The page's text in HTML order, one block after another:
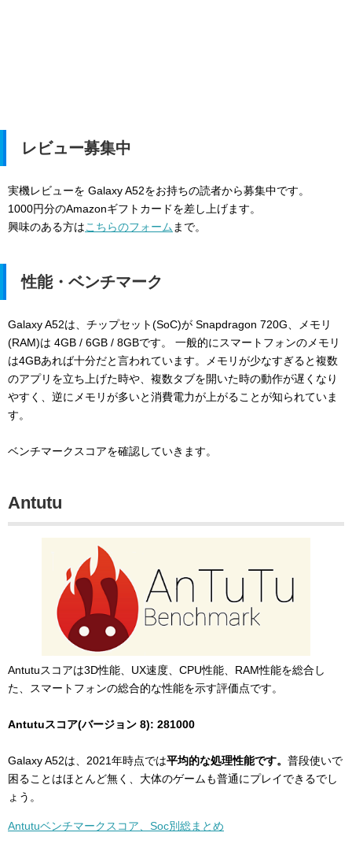
レビュー募集中
実機レビューを Galaxy A52をお持ちの読者から募集中です。
1000円分のAmazonギフトカードを差し上げます。
興味のある方はこちらのフォーム まで。
性能・ベンチマーク
Galaxy A52は、チップセット(SoC)が Snapdragon 720G、メモリ
(RAM)は 4GB / 6GB / 8GBです。 一般的にスマートフォンのメモリ
は4GBあれば十分だと言われています。メモリが少なすぎると複数
のアプリを立ち上げた時や、複数タブを開いた時の動作が遅くなり
やすく、逆にメモリが多いと消費電力が上がることが知られていま
す。
ベンチマークスコアを確認していきます。
Antutu
Antutuスコアは3D性能、UX速度、CPU性能、RAM性能を総合し
た、スマートフォンの総合的な性能を示す評価点です。
Antutuスコア(バージョン 8): 281000
Galaxy A52は、2021年時点では平均的な処理性能です。 普段使いで
困ることはほとんど無く、大体のゲームも普通にプレイできるでし
ょう。
Antutuベンチマークスコア、Soc別総まとめ